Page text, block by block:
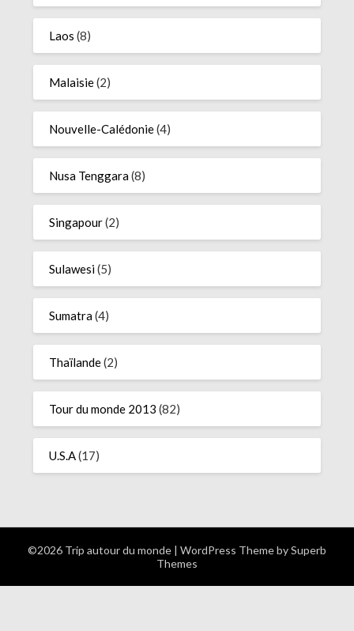
Laos (8)
Malaisie(2)
Nouvelle-Calédonie(4)
Nusa Tenggara(8)
Singapour(2)
Sulawesi(5)
Sumatra(4)
Thaïlande(2)
Tour du monde 2013 (82)
U.S.A(17)
©2026 Trip autour du monde | WordPress Theme bySuperb
Themes